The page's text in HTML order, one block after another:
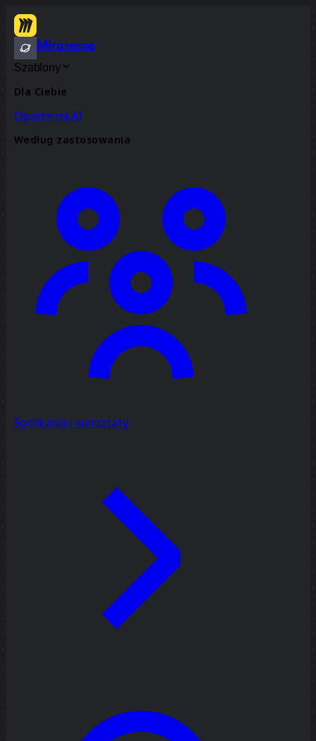
Miroverse
Szablony
Dla Ciebie
Oparte na AI
Według zastosowania
Spotkania i warsztaty